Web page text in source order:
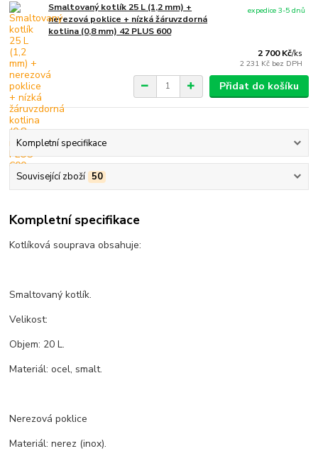
Smaltovaný kotlík 25 L (1,2 mm) +
nerezová poklice + nízká žáruvzdorná
kotlina (0,8 mm) 42 PLUS 600
2 700 Kč/ks
2 231 Kč bez DPH
expedice 3-5 dnů
Přidat do košíku
Kompletní specifikace
Související zboží 50
Kompletní specifikace
Kotlíková souprava obsahuje:
Smaltovaný kotlík.
Velikost:
Objem: 20 L.
Materiál: ocel, smalt.
Nerezová poklice
Materiál: nerez (inox).